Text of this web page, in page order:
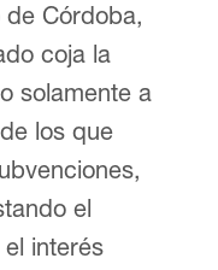
Córdoba,
coja la
solamente a
los que
el
interés